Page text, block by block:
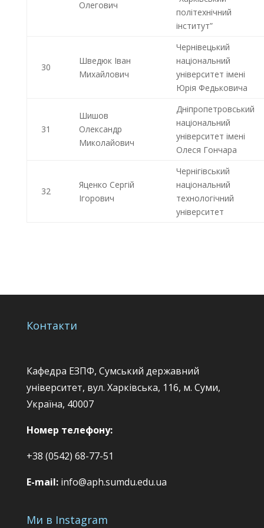
Олегович
політехнічний
інститут”
30
Шведюк Іван
Михайлович
Чернівецький
національний
університет імені
Юрія Федьковича
31
Шишов
Олександр
Миколайович
Дніпропетровський
національний
університет імені
Олеся Гончара
32
Яценко Сергій
Ігорович
Чернігівський
національний
технологічний
університет
Контакти
Кафедра ЕЗПФ, Сумський державний
університет, вул. Харківська, 116, м. Суми,
Україна, 40007
Номер телефону:
+38 (0542) 68-77-51
E-mail:info@aph.sumdu.edu.ua
Ми в Instagram